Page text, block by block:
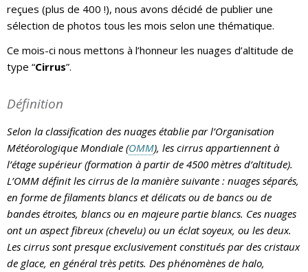
reçues (plus de 400 !), nous avons décidé de publier une
sélection de photos tous les mois selon une thématique.
Ce mois-ci nous mettons à l’honneur les nuages d’altitude de
type “Cirrus”.
Définition
Selon la classification des nuages établie par l’Organisation
Météorologique Mondiale (OMM), les cirrus appartiennent à
l’étage supérieur (formation à partir de 4500 mètres d’altitude).
L’OMM définit les cirrus de la manière suivante : nuages séparés,
en forme de filaments blancs et délicats ou de bancs ou de
bandes étroites, blancs ou en majeure partie blancs. Ces nuages
ont un aspect fibreux (chevelu) ou un éclat soyeux, ou les deux.
Les cirrus sont presque exclusivement constitués par des cristaux
de glace, en général très petits. Des phénomènes de halo,